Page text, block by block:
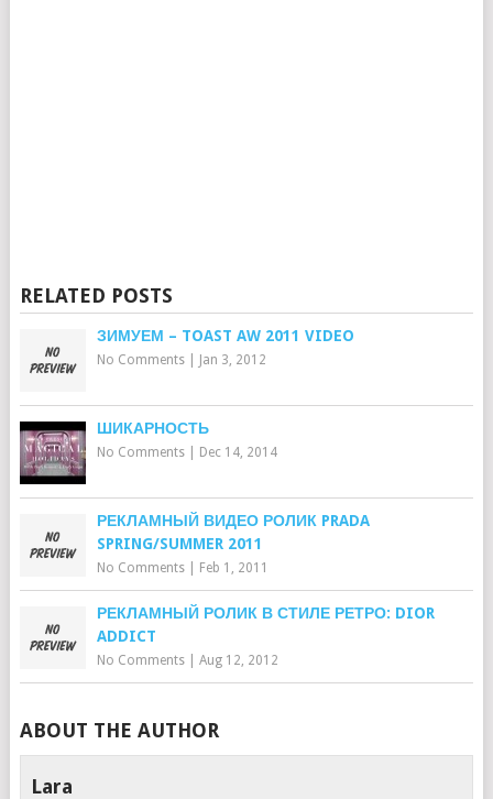
RELATED POSTS
ЗИМУЕМ – TOAST AW 2011 VIDEO
No Comments| Jan 3, 2012
ШИКАРНОСТЬ
No Comments| Dec 14, 2014
РЕКЛАМНЫЙ ВИДЕО РОЛИК PRADA
SPRING/SUMMER 2011
No Comments| Feb 1, 2011
РЕКЛАМНЫЙ РОЛИК В СТИЛЕ РЕТРО: DIOR
ADDICT
No Comments| Aug 12, 2012
ABOUT THE AUTHOR
Lara